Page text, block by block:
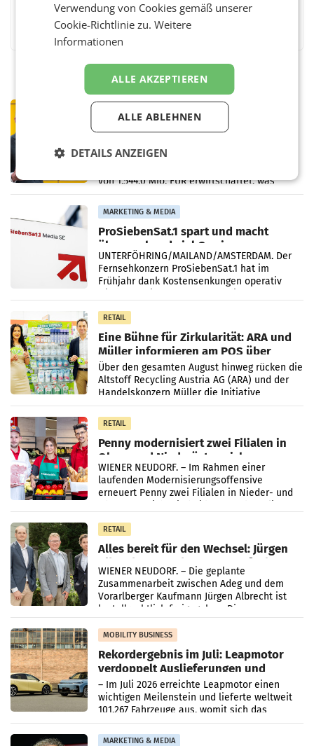
FacebookTwitterMessengerWhatsAppLinkedInXING Teilen
Österreichische Post: Umsatzplus im
Briefgeschäft
WIEN Die Österreichische Post AG hat im
von 1.544,0 Mio. EUR erwirtschaftet, was
einem Plus von 3,8 Prozent gegenüber dem
Vergleichszeitraum
MARKETING & MEDIA
ProSiebenSat.1 spart und macht
überraschend viel Gewinn
UNTERFÖHRING/MAILAND/AMSTERDAM. Der
Fernsehkonzern ProSiebenSat.1 hat im
Frühjahr dank Kostensenkungen operativ
RETAIL
Eine Bühne für Zirkularität: ARA und
Müller informieren am POS über
Kreislauffähigkeit
Über den gesamten August hinweg rücken die
Altstoff Recycling Austria AG (ARA) und der
Handelskonzern Müller die Initiative
„Kreislauf-Helden“ in allen österreichischen
Müller-Filialen
RETAIL
Penny modernisiert zwei Filialen in
Ober- und Niederösterreich
WIENER NEUDORF. – Im Rahmen einer
laufenden Modernisierungsoffensive
erneuert Penny zwei Filialen in Nieder- und
RETAIL
Alles bereit für den Wechsel: Jürgen
Albrecht setzt ab 1.1.2027 auf Adeg
WIENER NEUDORF. – Die geplante
Zusammenarbeit zwischen Adeg und dem
Vorarlberger Kaufmann Jürgen Albrecht ist
kartellrechtlich freigegeben: Die
Bundeswettbewerbsbehörde und der
Bundeskartellanwalt
MOBILITY BUSINESS
Rekordergebnis im Juli: Leapmotor
verdoppelt Auslieferungen und
überschreitet die 100.000er-Marke
– Im Juli 2026 erreichte Leapmotor einen
wichtigen Meilenstein und lieferte weltweit
101.267 Fahrzeuge aus, womit sich das
Ergebnis gegenüber Juli 2025 mehr als
verdoppelte (+102
MARKETING & MEDIA
Verwendung von Cookies gemäß unserer
Cookie-Richtlinie zu.Weitere
Informationen
ALLE AKZEPTIEREN
ALLE ABLEHNEN
DETAILS ANZEIGEN